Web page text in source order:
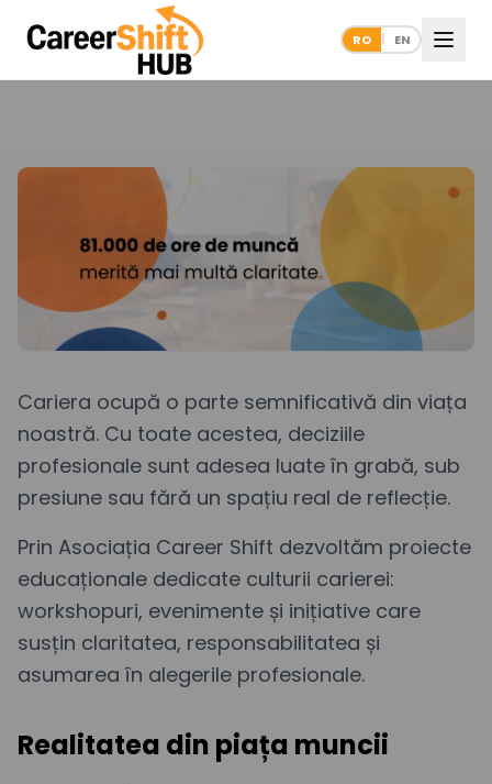
RO EN
Cariera ocupă o parte semnificativă din viața
noastră. Cu toate acestea, deciziile
profesionale sunt adesea luate în grabă, sub
presiune sau fără un spațiu real de reflecție.
Prin Asociația Career Shift dezvoltăm proiecte
educaționale dedicate culturii carierei:
workshopuri, evenimente și inițiative care
susțin claritatea, responsabilitatea și
asumarea în alegerile profesionale.
Realitatea din piața muncii